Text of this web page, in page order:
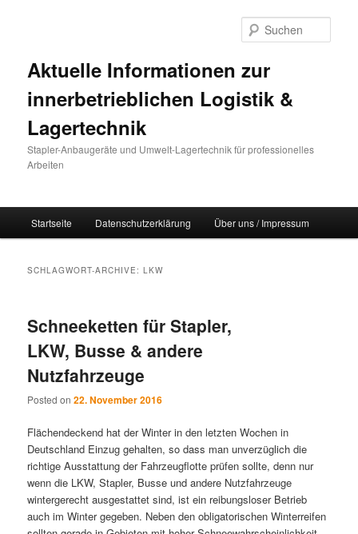
Aktuelle Informationen zur
innerbetrieblichen Logistik &
Lagertechnik
Stapler-Anbaugeräte und Umwelt-Lagertechnik für professionelles
Arbeiten
Zum Inhalt wechseln
Zum sekundären Inhalt wechseln
Startseite Datenschutzerklärung Über uns / Impressum
SCHLAGWORT-ARCHIVE:LKW
Schneeketten für Stapler,
LKW, Busse & andere
Nutzfahrzeuge
Posted on22. November 2016
Flächendeckend hat der Winter in den letzten Wochen in
Deutschland Einzug gehalten, so dass man unverzüglich die
richtige Ausstattung der Fahrzeugflotte prüfen sollte, denn nur
wenn die LKW, Stapler, Busse und andere Nutzfahrzeuge
wintergerecht ausgestattet sind, ist ein reibungsloser Betrieb
auch im Winter gegeben. Neben den obligatorischen Winterreifen